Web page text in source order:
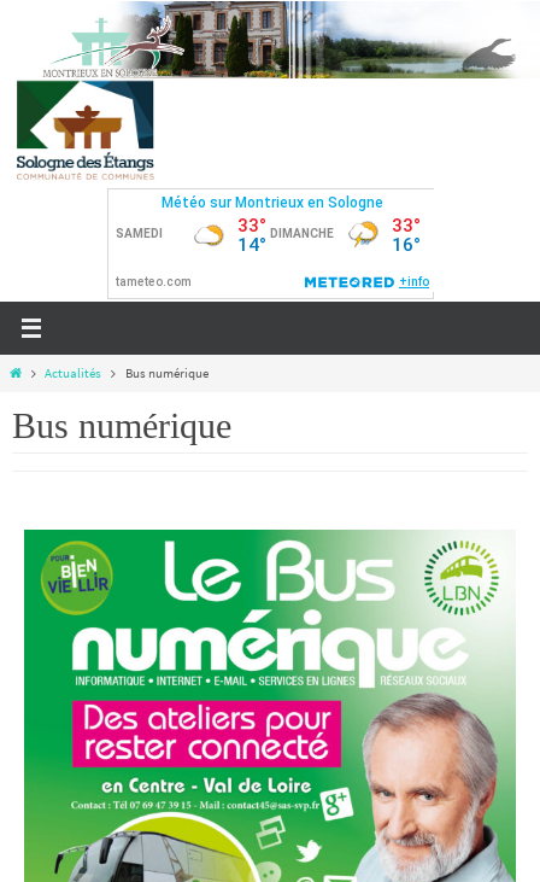
Actualités Bus numérique
Bus numérique